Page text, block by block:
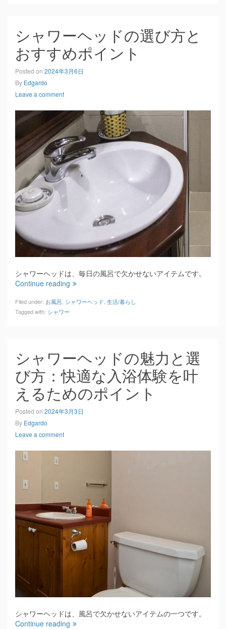
シャワーヘッドの選び方と
おすすめポイント
Posted on 2024年3月6日
By Edgardo
Leave a comment
シャワーヘッドは、毎日の風呂で欠かせないアイテムです。
Continue reading
Filed under: お風呂 シャワーヘッド 生活/暮らし
Tagged with: シャワー
シャワーヘッドの魅力と選
び方：快適な入浴体験を叶
えるためのポイント
Posted on 2024年3月3日
By Edgardo
Leave a comment
シャワーヘッドは、風呂で欠かせないアイテムの一つです。
Continue reading